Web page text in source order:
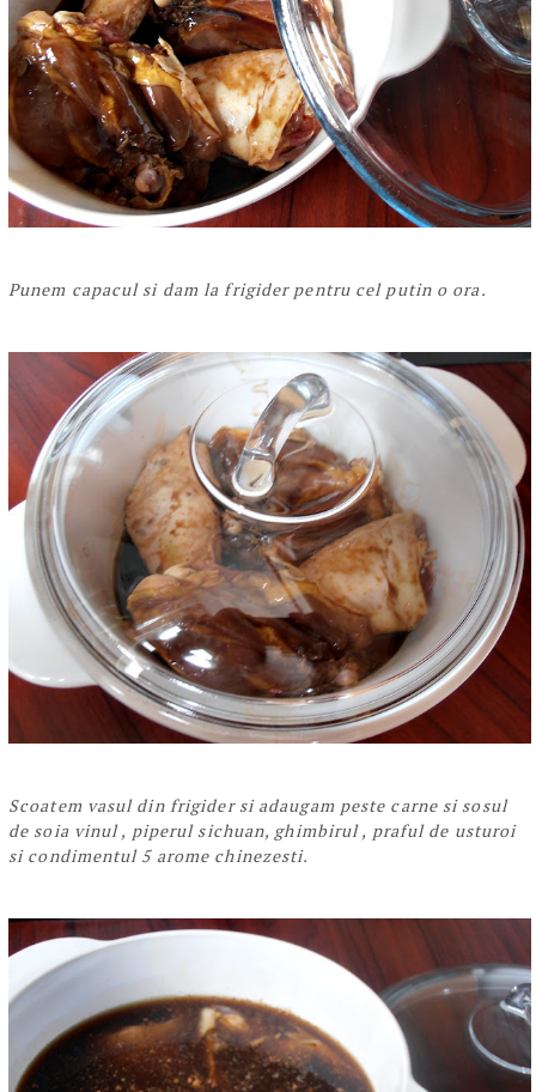
Punem capacul si dam la frigider pentru cel putin o ora.
Scoatem vasul din frigider si adaugam peste carne si sosul
de soia vinul , piperul sichuan, ghimbirul , praful de usturoi
si condimentul 5 arome chinezesti.